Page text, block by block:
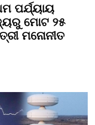
ପର୍ଯ୍ୟାୟ
ମୋଟ ୨୫
ମନୋନୀତ